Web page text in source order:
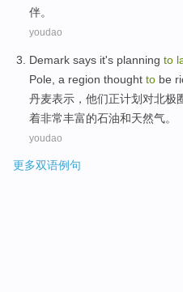
伴。
youdao
Demark says it's planning to
Pole, a region thought to be
丹麦表示 ，他们正计划 对北极
着非常丰富的石油和天然气。
youdao
更多双语例句